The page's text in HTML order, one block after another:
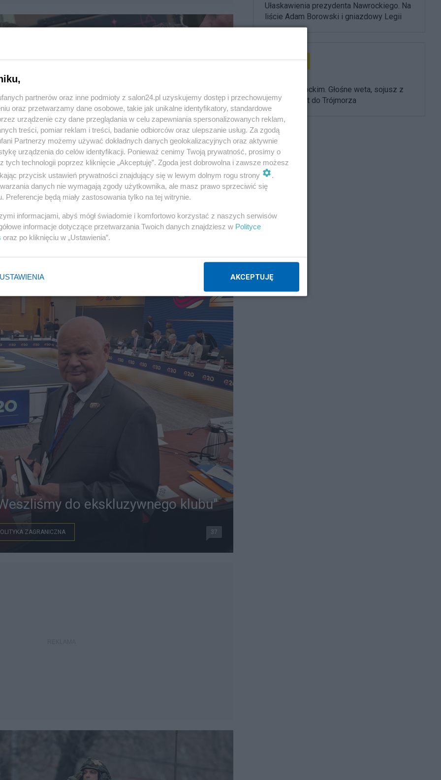
ale nie spotka się z Nawrockim.
swego
do ekskluzywnego klubu"
ZAGRANICZNA 37
Ułaskawienia prezydenta Nawrockiego. Na
liście Adam Borowski i gniazdowy Legii
Rok z Nawrockim. Głośne weta, sojusz z
USA i powrót do Trójmorza
partnerów oraz inne podmioty z salon24.pl uzyskujemy dostęp i przechowujemy
oraz przetwarzamy dane osobowe, takie jak unikalne identyfikatory, standardowe
urządzenie czy dane przeglądania w celu zapewniania spersonalizowanych reklam,
treści, pomiar reklam i treści, badanie odbiorców oraz ulepszanie usług. Za zgodą
Partnerzy możemy używać dokładnych danych geolokalizacyjnych oraz aktywnie
urządzenia do celów identyfikacji. Ponieważ cenimy Twoją prywatność, prosimy o
tych technologii poprzez kliknięcie „Akceptuję”. Zgoda jest dobrowolna i zawsze możesz
przycisk ustawień prywatności znajdujący się w lewym dolnym rogu strony
.
danych nie wymagają zgody użytkownika, ale masz prawo sprzeciwić się
Preferencje będą miały zastosowania tylko na tej witrynie.
informacjami, abyś mógł świadomie i komfortowo korzystać z naszych serwisów
informacje dotyczące przetwarzania Twoich danych znajdziesz w Polityce
oraz po kliknięciu w „Ustawienia”.
USTAWIENIA AKCEPTUJĘ